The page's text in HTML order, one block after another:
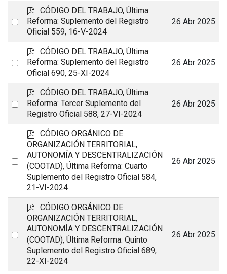
Select
p
d
f
CÓDIGO DEL TRABAJO, Última
Reforma: Suplemento del Registro
Oficial 559, 16-V-2024
26 Abr 2025
Select
p
d
f
CÓDIGO DEL TRABAJO, Última
Reforma: Suplemento del Registro
Oficial 690, 25-XI-2024
26 Abr 2025
Select
p
d
f
CÓDIGO DEL TRABAJO, Última
Reforma: Tercer Suplemento del
Registro Oficial 588, 27-VI-2024
26 Abr 2025
Select
p
d
f
CÓDIGO ORGÁNICO DE
ORGANIZACIÓN TERRITORIAL,
AUTONOMÍA Y DESCENTRALIZACIÓN
(COOTAD), Última Reforma: Cuarto
Suplemento del Registro Oficial 584,
21-VI-2024
26 Abr 2025
Select
p
d
f
CÓDIGO ORGÁNICO DE
ORGANIZACIÓN TERRITORIAL,
AUTONOMÍA Y DESCENTRALIZACIÓN
(COOTAD), Última Reforma: Quinto
Suplemento del Registro Oficial 689,
22-XI-2024
26 Abr 2025